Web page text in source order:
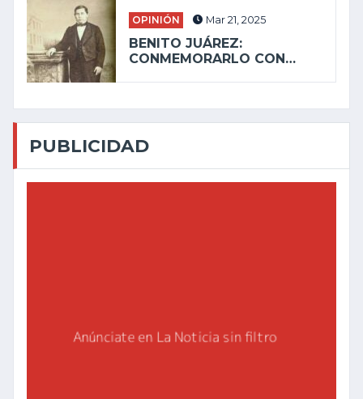
OPINIÓN Mar 21, 2025
BENITO JUÁREZ:
CONMEMORARLO CON…
PUBLICIDAD